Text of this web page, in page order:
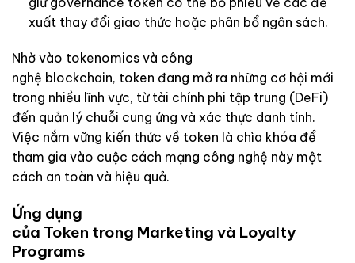
xuất thay đổi giao thức hoặc phân bổ ngân sách.
Nhờ vào tokenomics và công
nghệ blockchain, token đang mở ra những cơ hội mới
trong nhiều lĩnh vực, từ tài chính phi tập trung (DeFi)
đến quản lý chuỗi cung ứng và xác thực danh tính.
Việc nắm vững kiến thức về token là chìa khóa để
tham gia vào cuộc cách mạng công nghệ này một
cách an toàn và hiệu quả.
Ứng dụng
của Token trong Marketing và Loyalty
Programs